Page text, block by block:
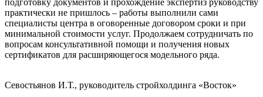
подготовку документов и прохождение экспертиз руководству
практически не пришлось – работы выполнили сами
специалисты центра в оговоренные договором сроки и при
минимальной стоимости услуг. Продолжаем сотрудничать по
вопросам консультативной помощи и получения новых
сертификатов для расширяющегося модельного ряда.
Севостьянов И.Т., руководитель стройхолдинга «Восток»